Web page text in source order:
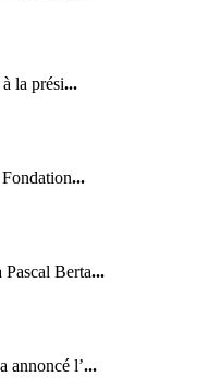
la prési...
...
Berta...
annoncé l’...